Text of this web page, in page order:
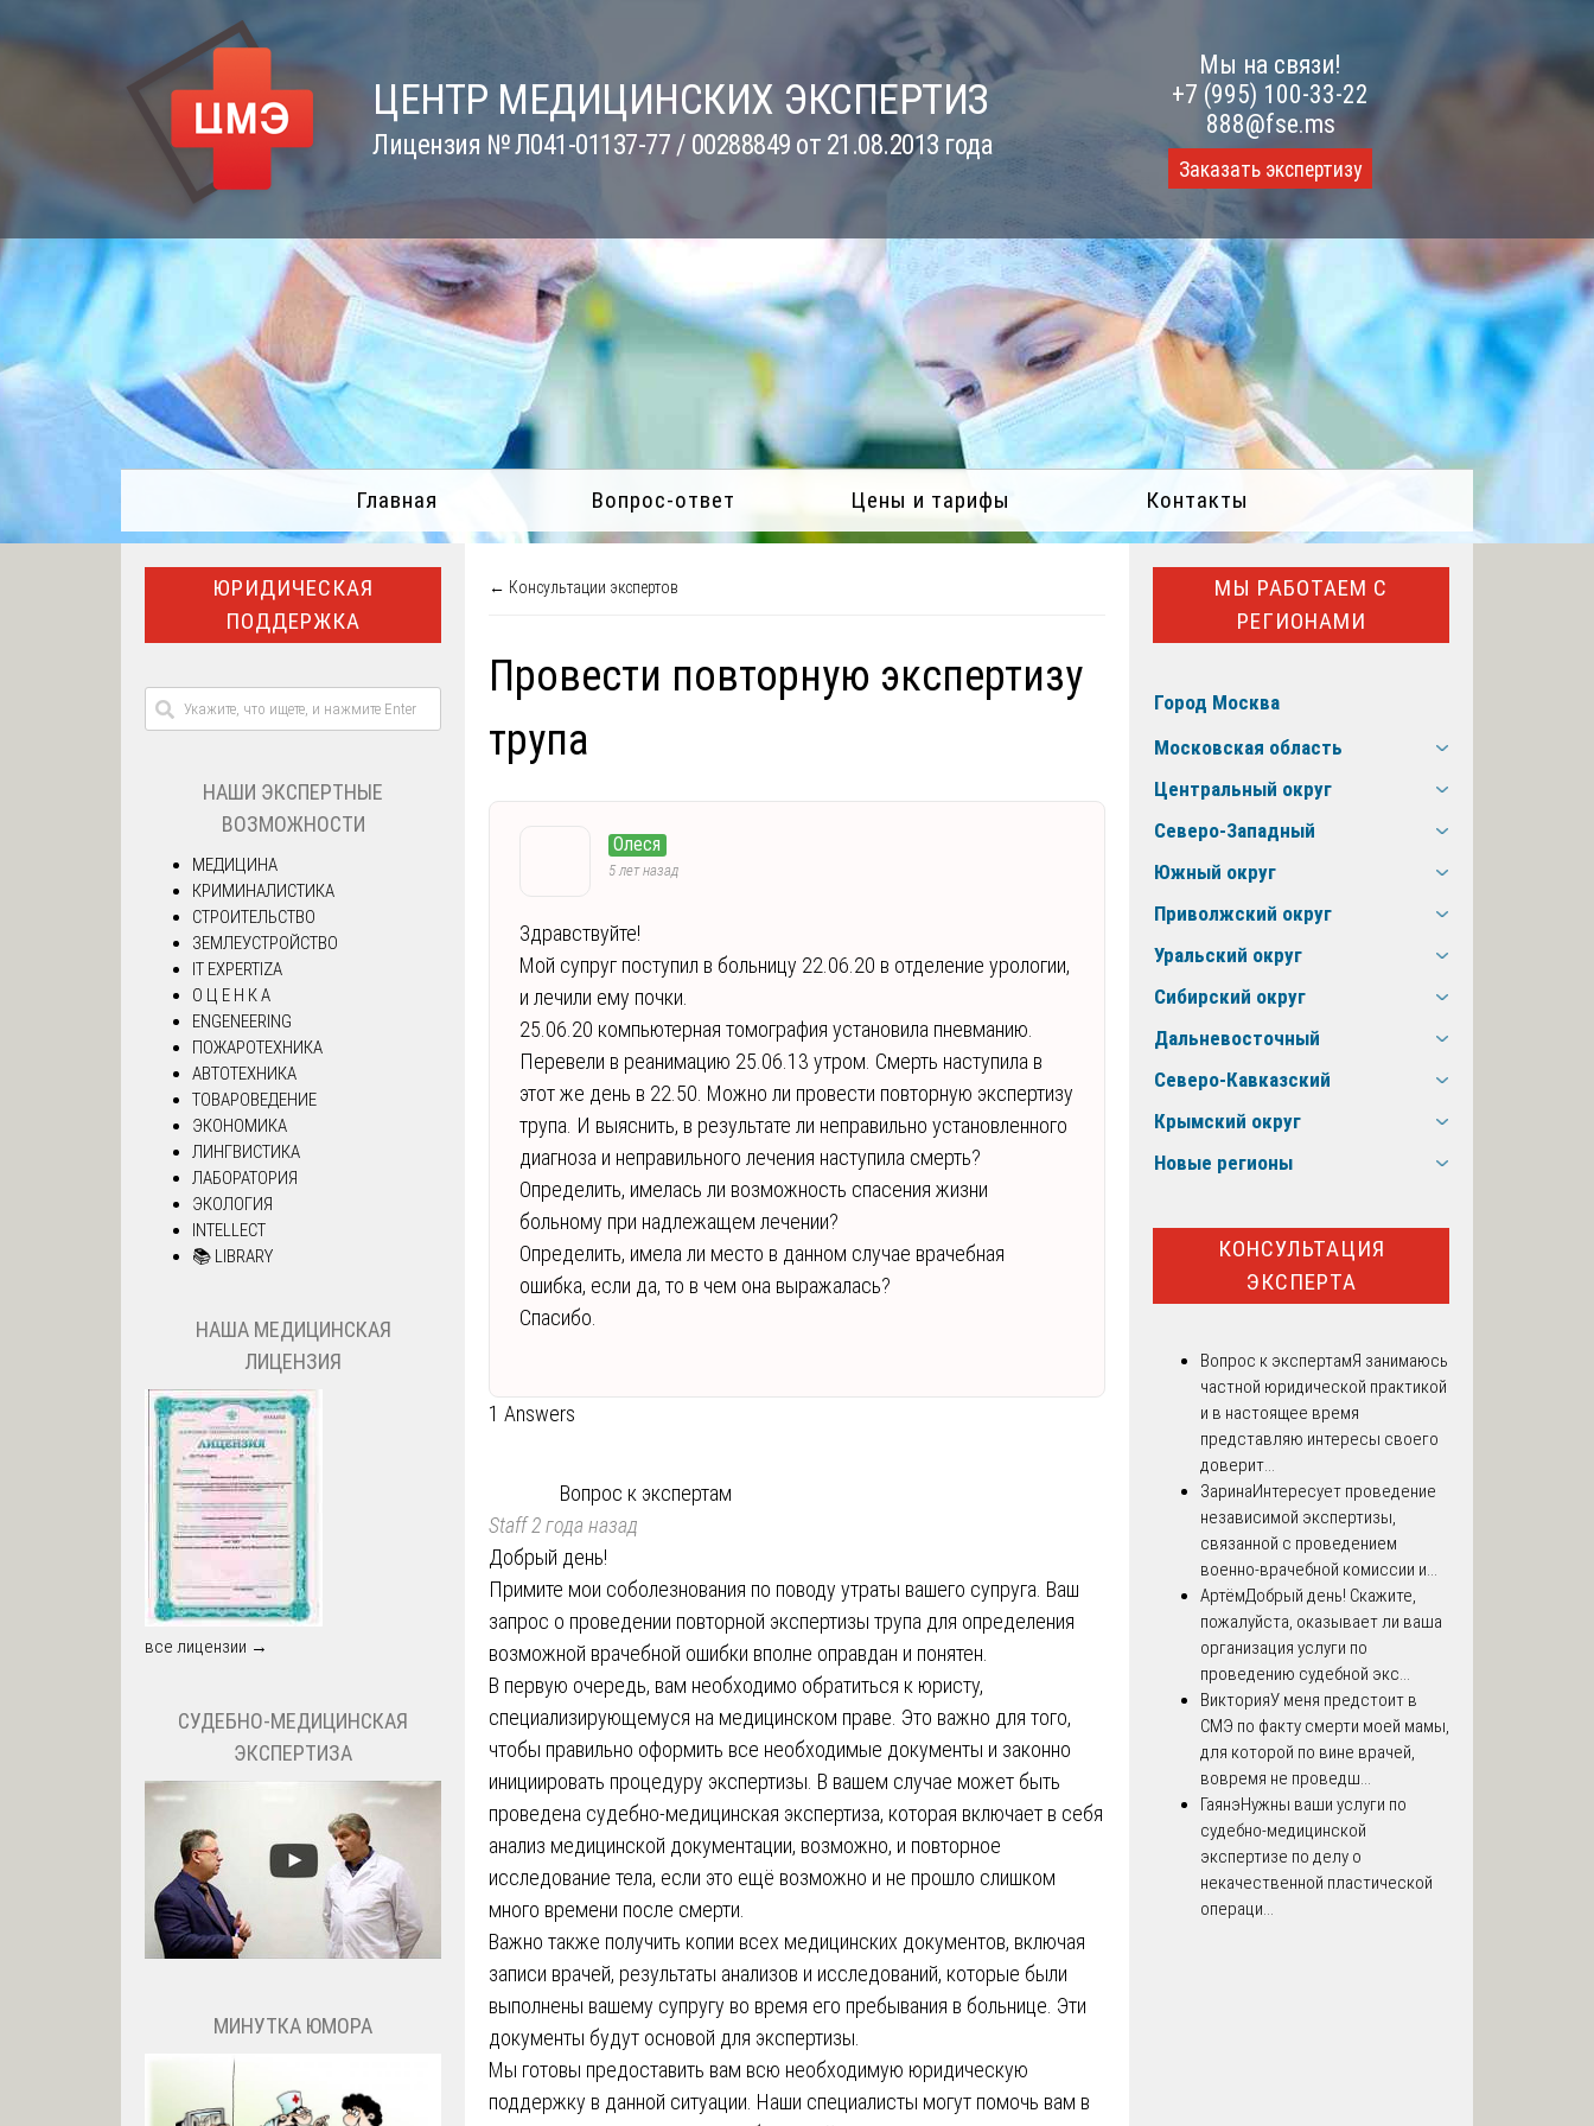
ЦЕНТР МЕДИЦИНСКИХ ЭКСПЕРТИЗ
Лицензия № Л041-01137-77 / 00288849 от 21.08.2013 года
Мы на связи!
+7 (995) 100-33-22
888@fse.ms
Заказать экспертизу
Главная Вопрос-ответ Цены и тарифы Контакты
← Консультации экспертов
Провести повторную экспертизу
трупа
Олеся
5 лет назад
Здравствуйте!
Мой супруг поступил в больницу 22.06.20 в отделение урологии,
и лечили ему почки.
25.06.20 компьютерная томография установила пневманию.
Перевели в реанимацию 25.06.13 утром. Смерть наступила в
этот же день в 22.50. Можно ли провести повторную экспертизу
трупа. И выяснить, в результате ли неправильно установленного
диагноза и неправильного лечения наступила смерть?
Определить, имелась ли возможность спасения жизни
больному при надлежащем лечении?
Определить, имела ли место в данном случае врачебная
ошибка, если да, то в чем она выражалась?
Спасибо.
1 Answers
Вопрос к экспертам
Staff2 года назад
Добрый день!
Примите мои соболезнования по поводу утраты вашего супруга. Ваш
запрос о проведении повторной экспертизы трупа для определения
возможной врачебной ошибки вполне оправдан и понятен.
В первую очередь, вам необходимо обратиться к юристу,
специализирующемуся на медицинском праве. Это важно для того,
чтобы правильно оформить все необходимые документы и законно
инициировать процедуру экспертизы. В вашем случае может быть
проведена судебно-медицинская экспертиза, которая включает в себя
анализ медицинской документации, возможно, и повторное
исследование тела, если это ещё возможно и не прошло слишком
много времени после смерти.
Важно также получить копии всех медицинских документов, включая
записи врачей, результаты анализов и исследований, которые были
выполнены вашему супругу во время его пребывания в больнице. Эти
документы будут основой для экспертизы.
Мы готовы предоставить вам всю необходимую юридическую
поддержку в данной ситуации. Наши специалисты могут помочь вам в
ЮРИДИЧЕСКАЯ
ПОДДЕРЖКА
НАШИ ЭКСПЕРТНЫЕ
ВОЗМОЖНОСТИ
МЕДИЦИНА
КРИМИНАЛИСТИКА
СТРОИТЕЛЬСТВО
ЗЕМЛЕУСТРОЙСТВО
IT EXPERTIZA
О Ц Е Н К А
ENGENEERING
ПОЖАРОТЕХНИКА
АВТОТЕХНИКА
ТОВАРОВЕДЕНИЕ
ЭКОНОМИКА
ЛИНГВИСТИКА
ЛАБОРАТОРИЯ
ЭКОЛОГИЯ
INTELLECT
📚 LIBRARY
НАША МЕДИЦИНСКАЯ
ЛИЦЕНЗИЯ
все лицензии →
СУДЕБНО-МЕДИЦИНСКАЯ
ЭКСПЕРТИЗА
МИНУТКА ЮМОРА
МЫ РАБОТАЕМ С
РЕГИОНАМИ
Город Москва
Московская область
Центральный округ
Северо-Западный
Южный округ
Приволжский округ
Уральский округ
Сибирский округ
Дальневосточный
Северо-Кавказский
Крымский округ
Новые регионы
КОНСУЛЬТАЦИЯ
ЭКСПЕРТА
Вопрос к экспертамЯ занимаюсь
частной юридической практикой
и в настоящее время
представляю интересы своего
доверит...
ЗаринаИнтересует проведение
независимой экспертизы,
связанной с проведением
военно-врачебной комиссии и...
АртёмДобрый день! Скажите,
пожалуйста, оказывает ли ваша
организация услуги по
проведению судебной экс...
ВикторияУ меня предстоит в
СМЭ по факту смерти моей мамы,
для которой по вине врачей,
вовремя не проведш...
ГаянэНужны ваши услуги по
судебно-медицинской
экспертизе по делу о
некачественной пластической
операци...